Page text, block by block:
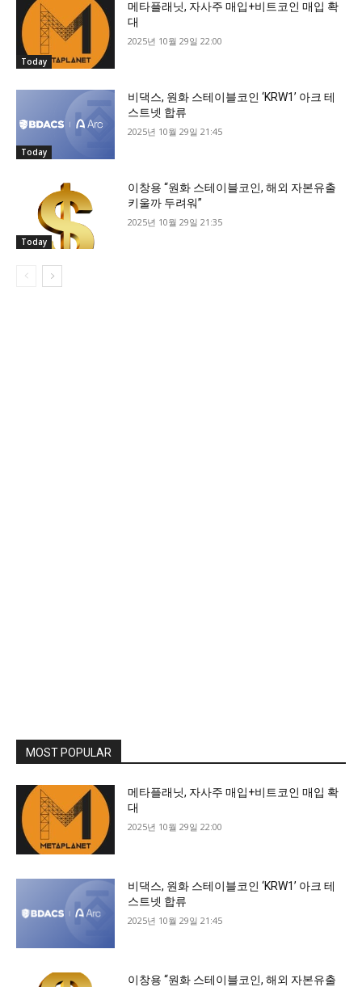
Today
메타플래닛, 자사주 매입+비트코인 매입 확
대
2025년 10월 29일 22:00
Today
비댁스, 원화 스테이블코인 ‘KRW1’ 아크 테
스트넷 합류
2025년 10월 29일 21:45
Today
이창용 “원화 스테이블코인, 해외 자본유출
키울까 두려워”
2025년 10월 29일 21:35
MOST POPULAR
메타플래닛, 자사주 매입+비트코인 매입 확
대
2025년 10월 29일 22:00
비댁스, 원화 스테이블코인 ‘KRW1’ 아크 테
스트넷 합류
2025년 10월 29일 21:45
이창용 “원화 스테이블코인, 해외 자본유출